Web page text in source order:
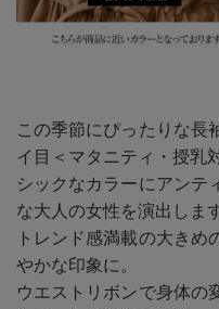
この季節にぴったりな長
イ目＜マタニティ・授乳
シックなカラーにアンテ
な大人の女性を演出しま
トレンド感満載の大きめ
やかな印象に。
ウエストリボンで身体の